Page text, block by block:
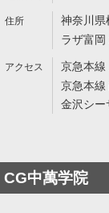
神奈川県
ラザ富岡
京急本線
京急本線
金沢シー
CG中萬学院